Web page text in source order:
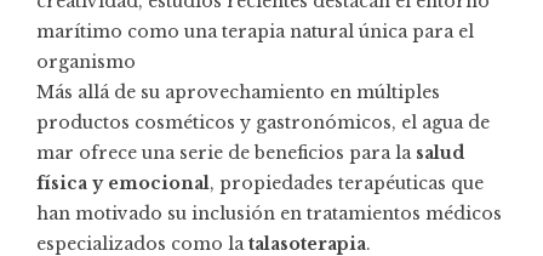
marítimo como una terapia natural única para el
organismo
Más allá de su aprovechamiento en múltiples
productos cosméticos y gastronómicos, el agua de
mar ofrece una serie de beneficios para la salud
física y emocional, propiedades terapéuticas que
han motivado su inclusión en tratamientos médicos
especializados como latalasoterapia.